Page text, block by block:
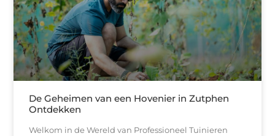
De Geheimen van een Hovenier in Zutphen
Ontdekken
Welkom in de Wereld van Professioneel Tuinieren